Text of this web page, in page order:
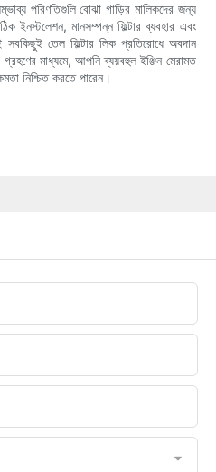
পরিণতিগুলি বোঝা গাড়ির মালিকদের জন্য
ইনস্টলেশন, মানসম্পন্ন ফিল্টার ব্যবহার এবং
তেল ফিল্টার লিক প্রতিরোধে অবদান
মাধ্যমে, আপনি ব্যয়বহুল ইঞ্জিন মেরামত
নিশ্চিত করতে পারেন।